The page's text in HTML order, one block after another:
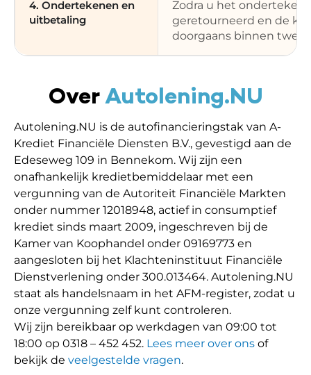
4. Ondertekenen en
uitbetaling
Zodra u het
geretourneerd en de
doorgaans binnen twee
Over Autolening.NU
Autolening.NU is de autofinancieringstak van A-
Krediet Financiële Diensten B.V., gevestigd aan de
Edeseweg 109 in Bennekom. Wij zijn een
onafhankelijk kredietbemiddelaar met een
vergunning van de Autoriteit Financiële Markten
onder nummer 12018948, actief in consumptief
krediet sinds maart 2009, ingeschreven bij de
Kamer van Koophandel onder 09169773 en
aangesloten bij het Klachteninstituut Financiële
Dienstverlening onder 300.013464. Autolening.NU
staat als handelsnaam in het AFM-register, zodat u
onze vergunning zelf kunt controleren.
Wij zijn bereikbaar op werkdagen van 09:00 tot
18:00 op 0318 – 452 452. Lees meer over ons of
bekijk de veelgestelde vragen.